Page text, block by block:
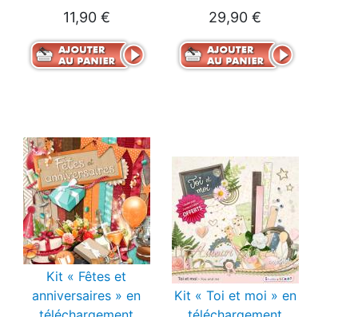
11,90 € 29,90 €
Kit « Fêtes et
anniversaires » en
Kit « Toi et moi » en